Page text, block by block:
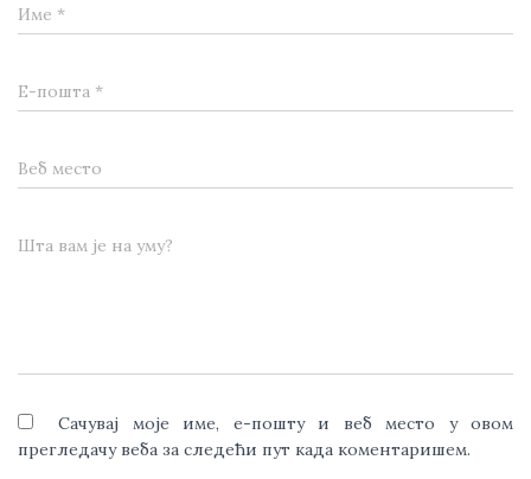
Име *
Е-пошта *
Веб место
Шта вам је на уму?
Сачувај моје име, е-пошту и веб место у овом
прегледачу веба за следећи пут када коментаришем.